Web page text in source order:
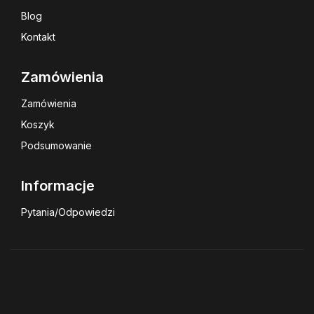
Blog
Kontakt
Zamówienia
Zamówienia
Koszyk
Podsumowanie
Informacje
Pytania/Odpowiedzi